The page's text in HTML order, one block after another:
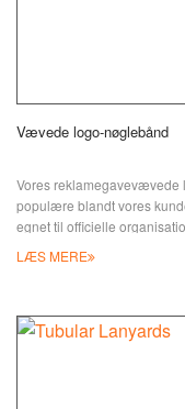
Vævede logo-nøglebånd
Vores reklamegavevævede
populære blandt vores
egnet til officielle
foretrækkes mere til denne
LÆS MERE